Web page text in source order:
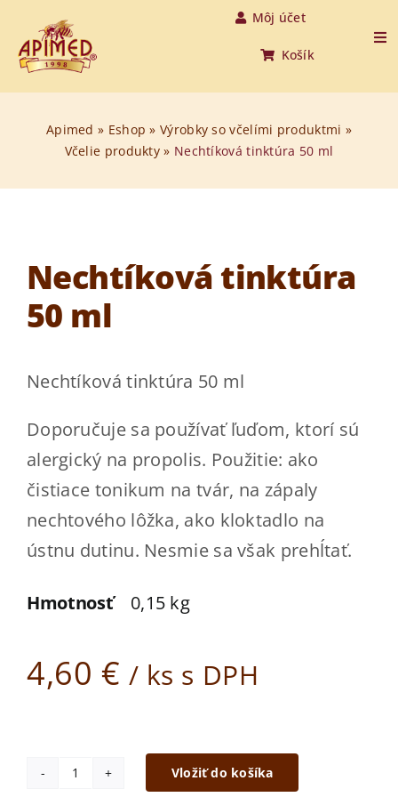
content
Môj účet
Košík
Produkty
O včelách
Kontakt
Apimed » Eshop »Výrobky so včelími produktmi »
Včelie produkty » Nechtíková tinktúra 50 ml
Nechtíková tinktúra
50 ml
Nechtíková tinktúra 50 ml
Doporučuje sa používať ľuďom, ktorí sú
alergický na propolis. Použitie: ako
čistiace tonikum na tvár, na zápaly
nechtového lôžka, ako kloktadlo na
ústnu dutinu. Nesmie sa však prehĺtať.
Hmotnosť 0,15 kg
4,60 € / ks s DPH
množstvo
Vložiť do košíka